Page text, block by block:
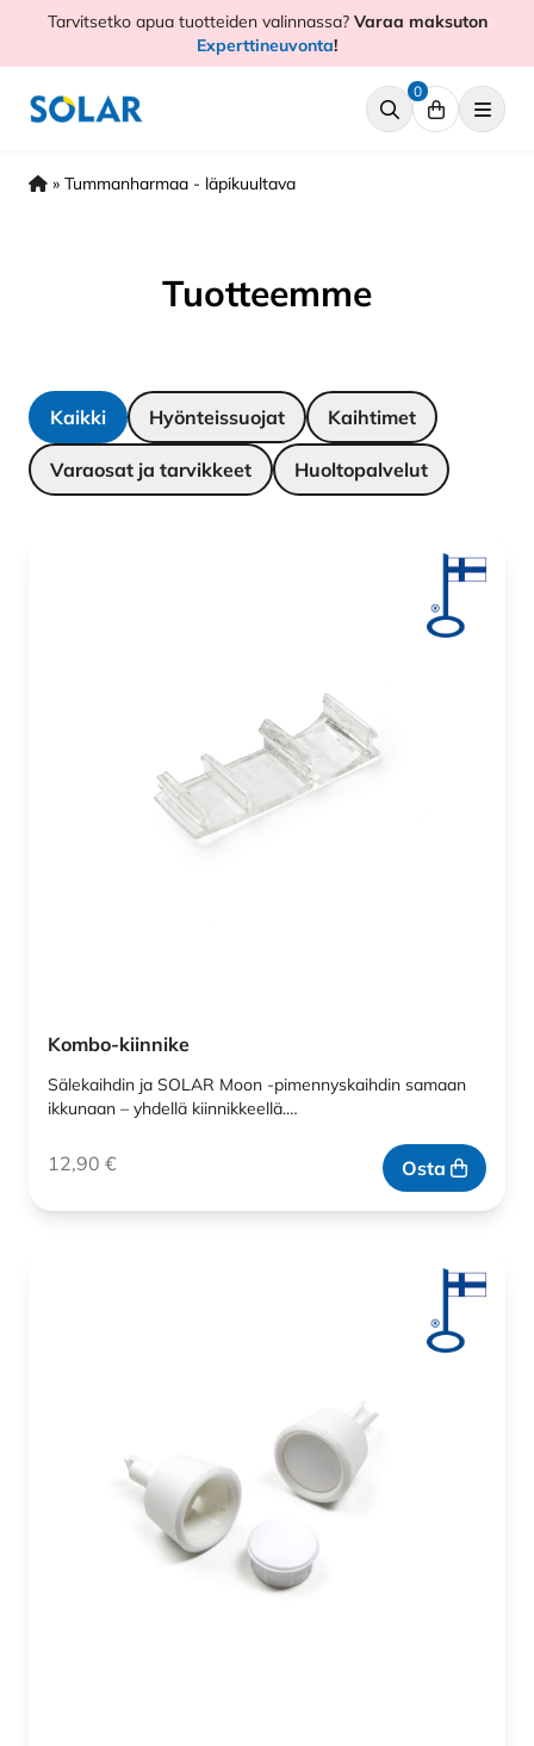
HyppääTarvitsetko apua tuotteiden valinnassa?Varaa maksuton
Experttineuvonta!
0
» Tummanharmaa - läpikuultava
Tuotteemme
Kaikki Hyönteissuojat Kaihtimet
Varaosat ja tarvikkeet Huoltopalvelut
Kombo-kiinnike
Sälekaihdin ja SOLAR Moon -pimennyskaihdin samaan
ikkunaan – yhdellä kiinnikkeellä.…
12,90 € Osta